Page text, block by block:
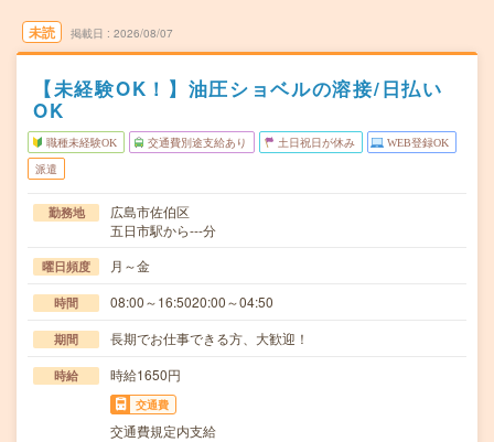
未読 掲載日 2026/08/07
【未経験OK！】油圧ショベルの溶接/日払い
OK
職種未経験OK 交通費別途支給あり 土日祝日が休み WEB登録OK
派遣
勤務地
広島市佐伯区
五日市駅から---分
曜日頻度 月～金
時間 08:00～16:5020:00～04:50
期間 長期でお仕事できる方、大歓迎！
時給 時給1650円
交通費
交通費規定内支給